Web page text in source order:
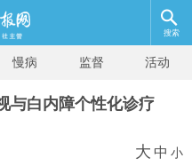
搜索
慢病 监督 活动
与白内障个性化诊疗
大 中 小